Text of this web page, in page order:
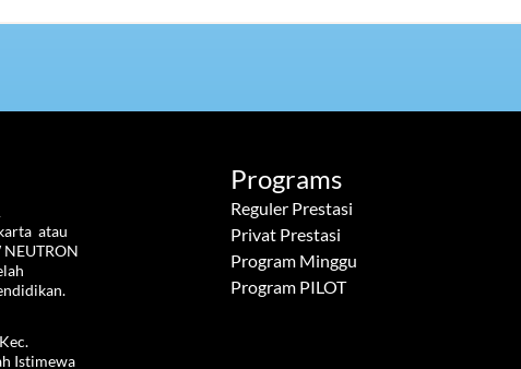
atau
Istimewa
Programs
Reguler Prestasi
Privat Prestasi
Program Minggu
Program PILOT